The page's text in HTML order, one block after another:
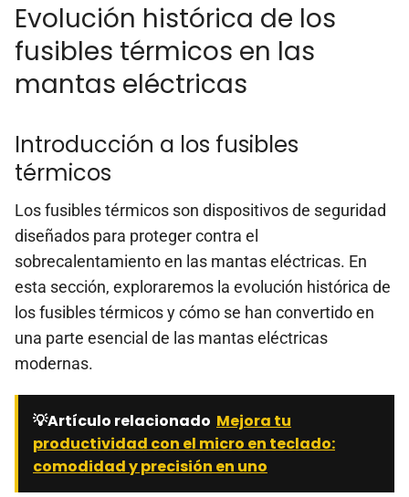
Evolución histórica de los
fusibles térmicos en las
mantas eléctricas
Introducción a los fusibles
térmicos
Los fusibles térmicos son dispositivos de seguridad
diseñados para proteger contra el
sobrecalentamiento en las mantas eléctricas. En
esta sección, exploraremos la evolución histórica de
los fusibles térmicos y cómo se han convertido en
una parte esencial de las mantas eléctricas
modernas.
💡Artículo relacionado Mejora tu
productividad con el micro en teclado:
comodidad y precisión en uno